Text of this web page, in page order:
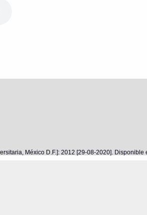
México D.F.]: 2012 [29-08-2020]. Disponible